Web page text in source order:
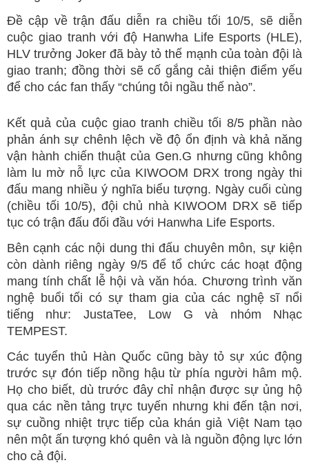
Đề cập về trận đấu diễn ra chiều tối 10/5, sẽ diễn
cuộc giao tranh với độ Hanwha Life Esports (HLE),
HLV trưởng Joker đã bày tỏ thế mạnh của toàn đội là
giao tranh; đồng thời sẽ cố gắng cải thiện điểm yếu
để cho các fan thấy “chúng tôi ngầu thế nào”.
Kết quả của cuộc giao tranh chiều tối 8/5 phần nào
phản ánh sự chênh lệch về độ ổn định và khả năng
vận hành chiến thuật của Gen.G nhưng cũng không
làm lu mờ nỗ lực của KIWOOM DRX trong ngày thi
đấu mang nhiều ý nghĩa biểu tượng. Ngày cuối cùng
(chiều tối 10/5), đội chủ nhà KIWOOM DRX sẽ tiếp
tục có trận đấu đối đầu với Hanwha Life Esports.
Bên cạnh các nội dung thi đấu chuyên môn, sự kiện
còn dành riêng ngày 9/5 để tổ chức các hoạt động
mang tính chất lễ hội và văn hóa. Chương trình văn
nghệ buổi tối có sự tham gia của các nghệ sĩ nổi
tiếng như: JustaTee, Low G và nhóm Nhạc
TEMPEST.
Các tuyển thủ Hàn Quốc cũng bày tỏ sự xúc động
trước sự đón tiếp nồng hậu từ phía người hâm mộ.
Họ cho biết, dù trước đây chỉ nhận được sự ủng hộ
qua các nền tảng trực tuyến nhưng khi đến tận nơi,
sự cuồng nhiệt trực tiếp của khán giả Việt Nam tạo
nên một ấn tượng khó quên và là nguồn động lực lớn
cho cả đội.